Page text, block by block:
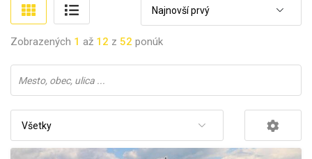
Najnovší prvý
Zobrazených 1 až 12 z 52 ponúk
Všetky